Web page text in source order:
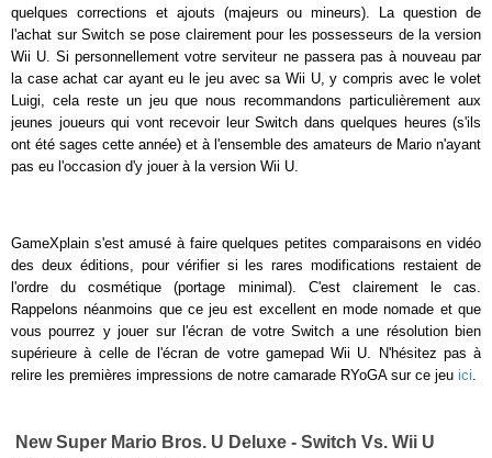
quelques corrections et ajouts (majeurs ou mineurs). La question de
l'achat sur Switch se pose clairement pour les possesseurs de la version
Wii U. Si personnellement votre serviteur ne passera pas à nouveau par
la case achat car ayant eu le jeu avec sa Wii U, y compris avec le volet
Luigi, cela reste un jeu que nous recommandons particulièrement aux
jeunes joueurs qui vont recevoir leur Switch dans quelques heures (s'ils
ont été sages cette année) et à l'ensemble des amateurs de Mario n'ayant
pas eu l'occasion d'y jouer à la version Wii U.
GameXplain s'est amusé à faire quelques petites comparaisons en vidéo
des deux éditions, pour vérifier si les rares modifications restaient de
l'ordre du cosmétique (portage minimal). C'est clairement le cas.
Rappelons néanmoins que ce jeu est excellent en mode nomade et que
vous pourrez y jouer sur l'écran de votre Switch a une résolution bien
supérieure à celle de l'écran de votre gamepad Wii U. N'hésitez pas à
relire les premières impressions de notre camarade RYoGA sur ce jeu ici.
New Super Mario Bros. U Deluxe - Switch Vs. Wii U